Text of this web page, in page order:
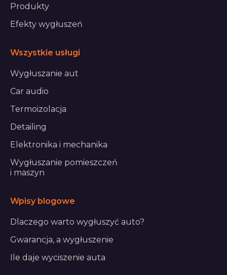
Produkty
Efekty wygłuszeń
Wszystkie usługi
Wygłuszanie aut
Car audio
Termoizolacja
Detailing
Elektronika i mechanika
Wygłuszanie pomieszczeń
i maszyn
Wpisy blogowe
Dlaczego warto wygłuszyć auto?
Gwarancja, a wygłuszenie
Ile daje wyciszenie auta